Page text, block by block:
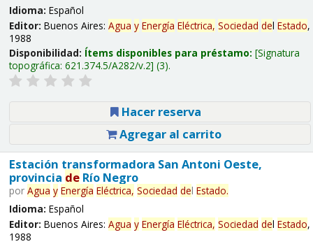
Idioma: Español
Editor: Buenos Aires: Agua y Energía Eléctrica, Sociedad del Estado,
1988
Disponibilidad: Ítems disponibles para préstamo: Signatura
topográfica: 621.374.5/A282/v.2 (3).
Hacer reserva
Agregar al carrito
Estación transformadora San Antoni Oeste,
provincia deRío Negro
por Agua y Energía Eléctrica, Sociedad del Estado.
Idioma: Español
Editor: Buenos Aires: Agua y Energía Eléctrica, Sociedad del Estado,
1988